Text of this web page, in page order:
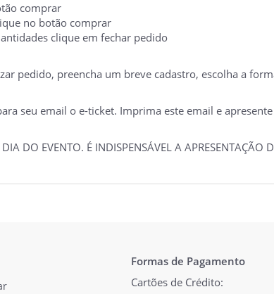
comprar
no botão comprar
clique em fechar pedido
pedido, preencha um breve cadastro, escolha a
seu email o e-ticket. Imprima este email e
DO EVENTO. É INDISPENSÁVEL A
Formas de Pagamento
Cartões de Crédito: